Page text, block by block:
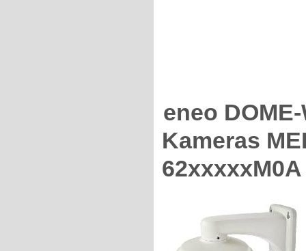
eneo
Kameras
62xxxxxM0A